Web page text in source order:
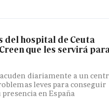
del hospital de Ceuta
que les servirá
diariamente a un
leves para conseguir
en España